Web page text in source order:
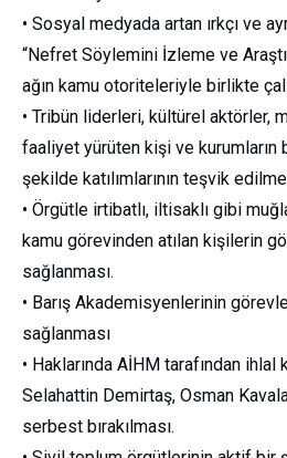
• Sosyal medyada artan ırkçı ve
“Nefret Söylemini İzleme ve
ağın kamu otoriteleriyle birlikte
• Tribün liderleri, kültürel aktörler,
faaliyet yürüten kişi ve kurumların
şekilde katılımlarının teşvik
• Örgütle irtibatlı, iltisaklı gibi
kamu görevinden atılan kişilerin
sağlanması.
• Barış Akademisyenlerinin
sağlanması
• Haklarında AİHM tarafından ihlal
Selahattin Demirtaş, Osman
serbest bırakılması.